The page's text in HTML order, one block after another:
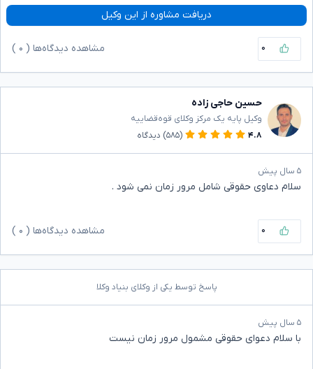
دریافت مشاوره از این وکیل
۰ مشاهده دیدگاه‌ها ( ۰
حسین حاجی زاده
وکیل پایه یک مرکز وکلای قوه‌قضاییه
۴.۸
(۵۸۵) دیدگاه
۵ سال پیش
سلام دعاوی حقوقی شامل مرور زمان نمی شود .
۰ مشاهده دیدگاه‌ها ( ۰
پاسخ توسط یکی از وکلای بنیاد وکلا
۵ سال پیش
با سلام دعوای حقوقی مشمول مرور زمان نیست